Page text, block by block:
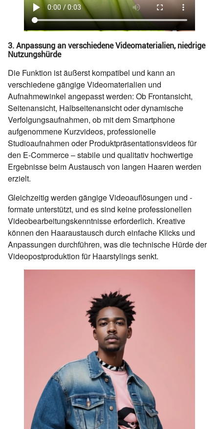
3. Anpassung an verschiedene Videomaterialien, niedrige
Nutzungshürde
Die Funktion ist äußerst kompatibel und kann an
verschiedene gängige Videomaterialien und
Aufnahmewinkel angepasst werden: Ob Frontansicht,
Seitenansicht, Halbseitenansicht oder dynamische
Verfolgungsaufnahmen, ob mit dem Smartphone
aufgenommene Kurzvideos, professionelle
Studioaufnahmen oder Produktpräsentationsvideos für
den E-Commerce – stabile und qualitativ hochwertige
Ergebnisse beim Austausch von langen Haaren werden
erzielt.
Gleichzeitig werden gängige Videoauflösungen und -
formate unterstützt, und es sind keine professionellen
Videobearbeitungskenntnisse erforderlich. Kreative
können den Haaraustausch durch einfache Klicks und
Anpassungen durchführen, was die technische Hürde der
Videopostproduktion für Haarstylings senkt.